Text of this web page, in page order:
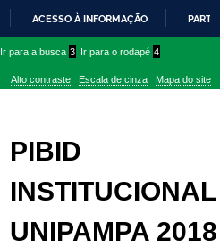
PARA
CONTEÚDO
ACESSO À INFORMAÇÃO
Ir para a busca 3 Ir para o rodapé 4
Alto contraste Escala de cinza Mapa do site
PIBID
INSTITUCIONAL
UNIPAMPA 2018